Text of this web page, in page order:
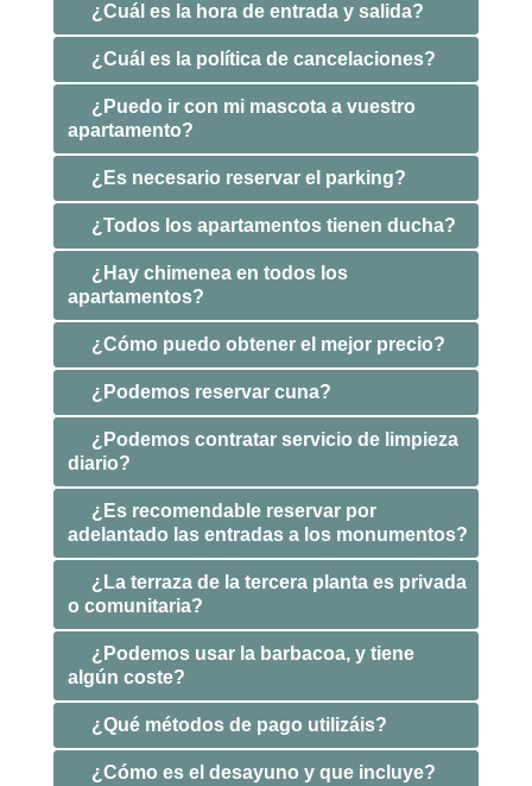
¿Cuál es la hora de entrada y salida?
¿Cuál es la política de cancelaciones?
¿Puedo ir con mi mascota a vuestro
apartamento?
¿Es necesario reservar el parking?
¿Todos los apartamentos tienen ducha?
¿Hay chimenea en todos los
apartamentos?
¿Cómo puedo obtener el mejor precio?
¿Podemos reservar cuna?
¿Podemos contratar servicio de limpieza
diario?
¿Es recomendable reservar por
adelantado las entradas a los monumentos?
¿La terraza de la tercera planta es privada
o comunitaria?
¿Podemos usar la barbacoa, y tiene
algún coste?
¿Qué métodos de pago utilizáis?
¿Cómo es el desayuno y que incluye?